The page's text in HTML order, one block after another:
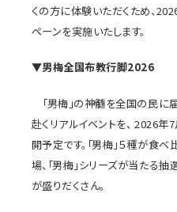
くの方に体験いただくため、
ペーンを実施いたします。
▼男梅全国布教行脚2026
「男梅」の神髄を全国の民に
赴くリアルイベントを、 2026年
開予定です。「男梅」５種が食
場、「男梅」シリーズが当たる
が盛りだくさん。